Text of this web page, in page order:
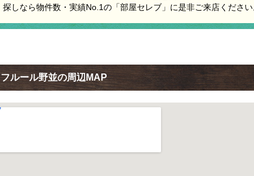
探しなら物件数・実績No.1の「部屋セレブ」に是非ご来店ください
フルール野並の周辺MAP